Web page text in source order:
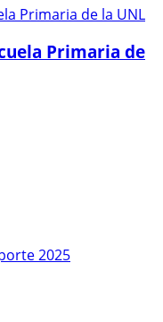
Primaria de
2025